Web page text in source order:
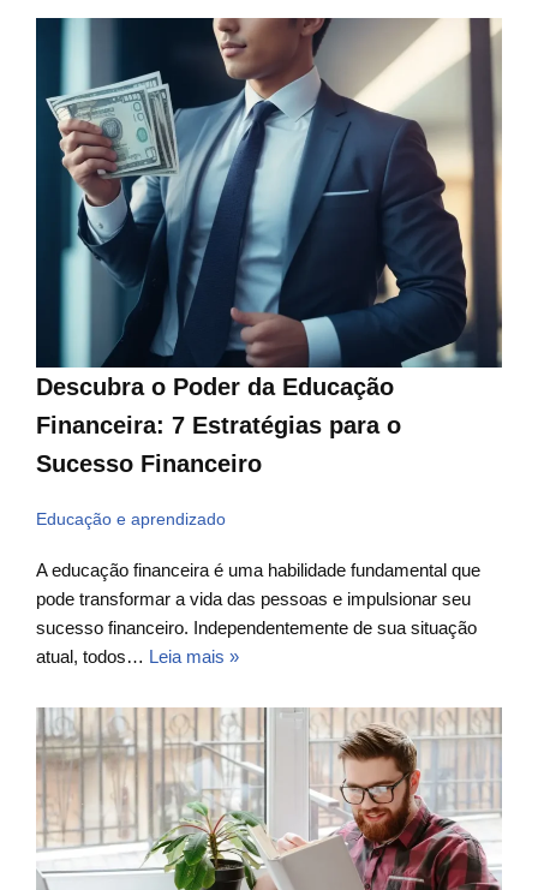
Descubra o Poder da Educação
Financeira: 7 Estratégias para o
Sucesso Financeiro
Educação e aprendizado
A educação financeira é uma habilidade fundamental que
pode transformar a vida das pessoas e impulsionar seu
sucesso financeiro. Independentemente de sua situação
atual, todos… Leia mais »